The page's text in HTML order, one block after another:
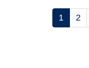
1 2